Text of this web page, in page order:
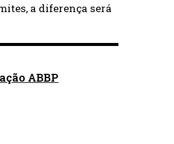
a diferença será
ABBP